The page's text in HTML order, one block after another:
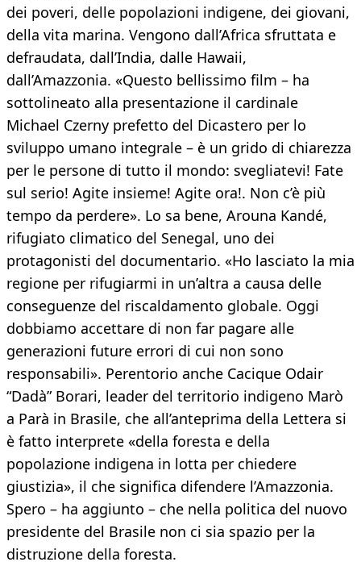
dei poveri, delle popolazioni indigene, dei giovani,
della vita marina. Vengono dall’Africa sfruttata e
defraudata, dall’India, dalle Hawaii,
dall’Amazzonia. «Questo bellissimo film – ha
sottolineato alla presentazione il cardinale
Michael Czerny prefetto del Dicastero per lo
sviluppo umano integrale – è un grido di chiarezza
per le persone di tutto il mondo: svegliatevi! Fate
sul serio! Agite insieme! Agite ora!. Non c’è più
tempo da perdere». Lo sa bene, Arouna Kandé,
rifugiato climatico del Senegal, uno dei
protagonisti del documentario. «Ho lasciato la mia
regione per rifugiarmi in un’altra a causa delle
conseguenze del riscaldamento globale. Oggi
dobbiamo accettare di non far pagare alle
generazioni future errori di cui non sono
responsabili». Perentorio anche Cacique Odair
“Dadà” Borari, leader del territorio indigeno Marò
a Parà in Brasile, che all’anteprima della Lettera si
è fatto interprete «della foresta e della
popolazione indigena in lotta per chiedere
giustizia», il che significa difendere l’Amazzonia.
Spero – ha aggiunto – che nella politica del nuovo
presidente del Brasile non ci sia spazio per la
distruzione della foresta.